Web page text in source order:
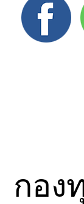
กอง